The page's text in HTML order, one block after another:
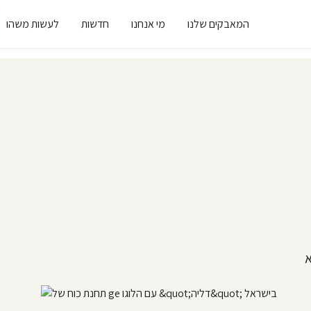
המאבקים שלנו מי אנחנו חדשות לעשות משהו